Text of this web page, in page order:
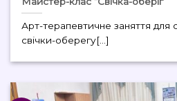
Арт-терапевтичне заняття для
свічки-оберегу[...]